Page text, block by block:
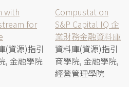
with
for
(資源)指引
, 金融學院
Compustat on
S&P Capital IQ 企
業財務金融資料庫
資料庫(資源)指引
商學院, 金融學院,
經營管理學院